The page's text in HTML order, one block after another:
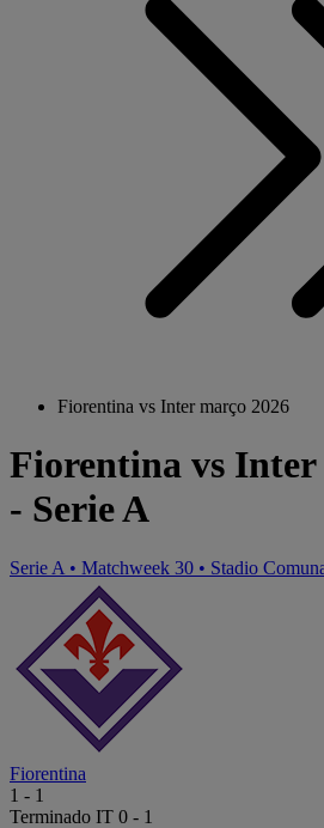
Fiorentina vs Inter março 2026
Fiorentina vs Inter
- Serie A
Serie A • Matchweek 30 • Stadio
Fiorentina
1 - 1
Terminado IT 0 - 1